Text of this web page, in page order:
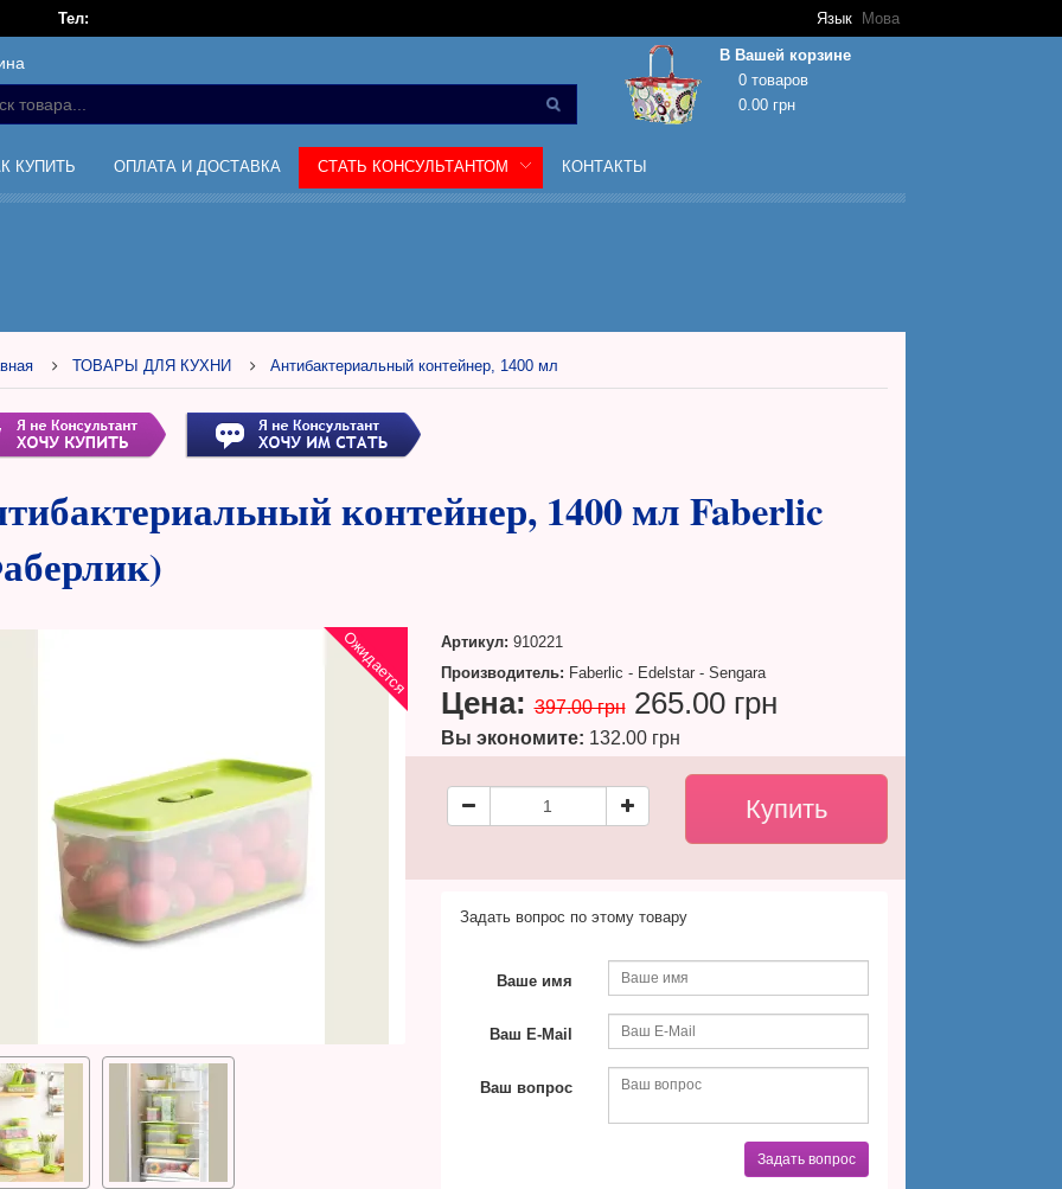
Язык Мова
Тел:
В Вашей корзине
0 товаров
0.00 грн
Корзина покупок пуста!
КУПИТЬ ОПЛАТА И ДОСТАВКА СТАТЬ КОНСУЛЬТАНТОМ КОНТАКТЫ
ТОВАРЫ ДЛЯ КУХНИ Антибактериальный контейнер, 1400 мл
контейнер, 1400 мл Faberlic
Ожидается Артикул: 910221
Производитель: Faberlic - Edelstar - Sengara
Цена: 397.00 грн 265.00 грн
Вы экономите: 132.00 грн
Задать вопрос по этому товару
Ваше имя
Ваш E-Mail
Ваш вопрос
Задать вопрос